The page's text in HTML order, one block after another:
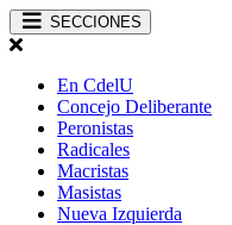
SECCIONES
En CdelU
Concejo Deliberante
Peronistas
Radicales
Macristas
Masistas
Nueva Izquierda